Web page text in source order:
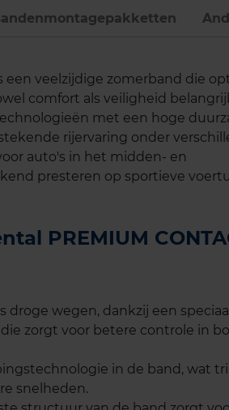
een veelzijdige zomerband die
comfort als veiligheid
met een hoge
rijervaring onder
auto's in het midden- en
presteren op sportieve
PREMIUM
wegen, dankzij een speciaal
zorgt voor betere controle in
in de band, wat
snelheden.